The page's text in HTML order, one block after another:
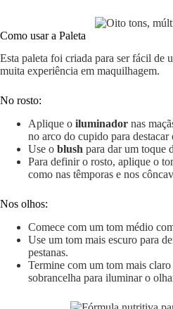
Como usar a Paleta
Esta paleta foi criada para ser fácil de
muita experiência em maquilhagem.
No rosto:
Aplique o iluminador nas
no arco do cupido para destacar
Use o blush para dar um toque
Para definir o rosto, aplique o
como nas têmporas e nos
Nos olhos:
Comece com um tom médio
Use um tom mais escuro para
pestanas.
Termine com um tom mais
sobrancelha para iluminar o